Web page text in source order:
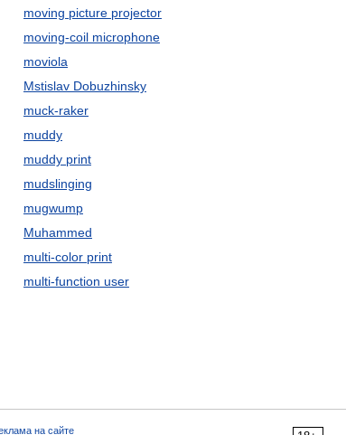
moving picture projector
moving-coil microphone
moviola
Mstislav Dobuzhinsky
muck-raker
muddy
muddy print
mudslinging
mugwump
Muhammed
multi-color print
multi-function user
на сайте